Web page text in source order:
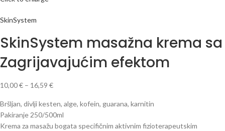
SkinSystem
SkinSystem masažna krema sa
Zagrijavajućim efektom
10,00€ – 16,59 €
Bršljan, divlji kesten, alge, kofein, guarana, karnitin
Pakiranje 250/500ml
Krema za masažu bogata specifičnim aktivnim fizioterapeutskim